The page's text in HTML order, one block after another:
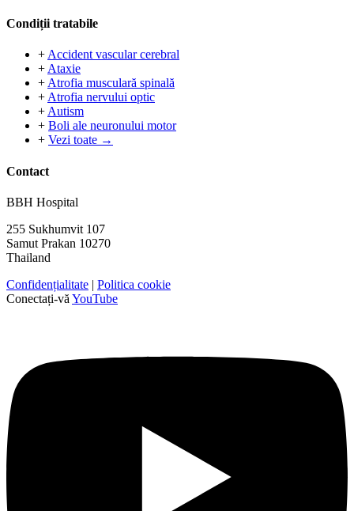
Condiții tratabile
+ Accident vascular cerebral
+ Ataxie
+ Atrofia musculară spinală
+ Atrofia nervului optic
+ Autism
+ Boli ale neuronului motor
+ Vezi toate →
Contact
BBH Hospital
255 Sukhumvit 107
Samut Prakan 10270
Thailand
Confidențialitate | Politica cookie
Conectați-vă YouTube